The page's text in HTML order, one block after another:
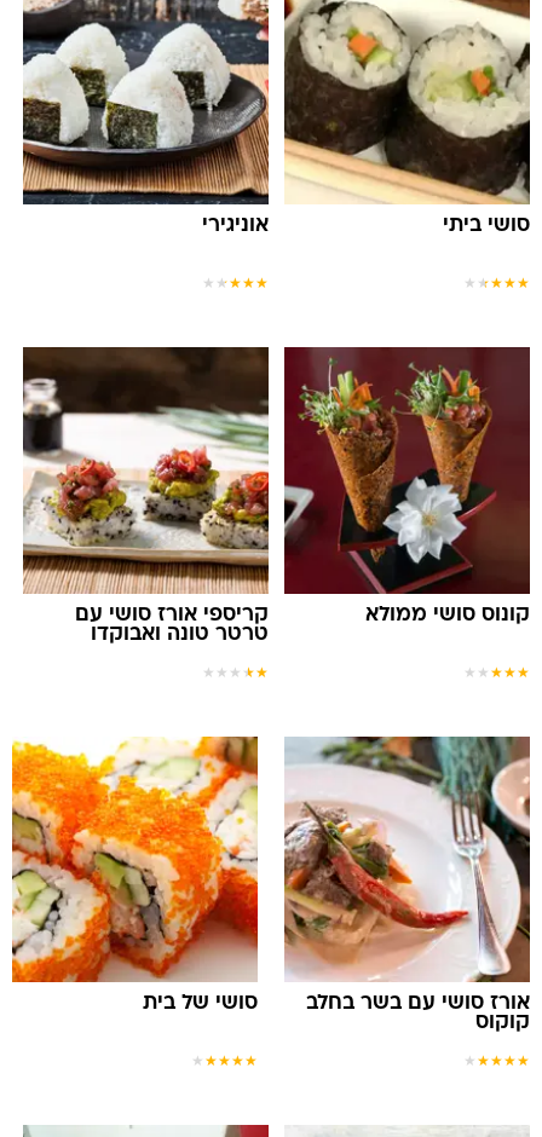
סושי ביתי
★
★
★
★
★
אוניגירי
★
★
★
★
★
קונוס סושי ממולא
★
★
★
★
★
קריספי אורז סושי עם
טרטר טונה ואבוקדו
★
★
★
★
★
אורז סושי עם בשר בחלב
קוקוס
★
★
★
★
★
סושי של בית
★
★
★
★
★